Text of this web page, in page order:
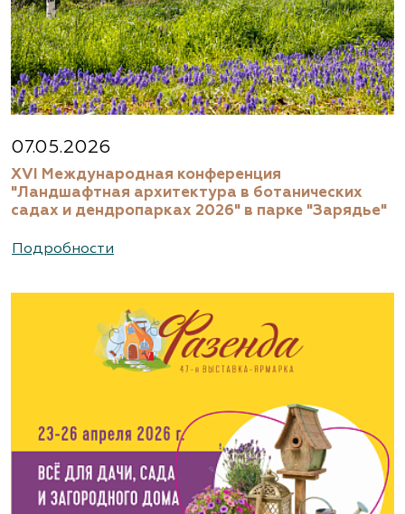
07.05.2026
XVI Международная конференция
"Ландшафтная архитектура в ботанических
садах и дендропарках 2026" в парке "Зарядье"
Подробности